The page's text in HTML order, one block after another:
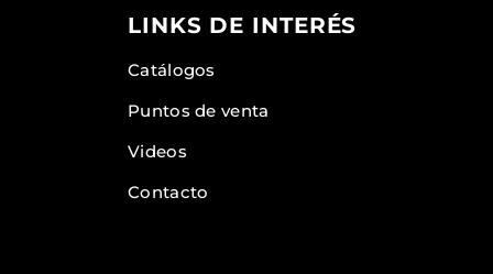
LINKS DE INTERÉS
Catálogos
Puntos de venta
Videos
Contacto